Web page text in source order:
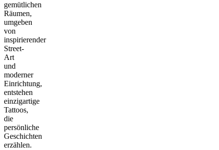
gemütlichen
Räumen,
umgeben
von
inspirierender
Street-
Art
und
moderner
Einrichtung,
entstehen
einzigartige
Tattoos,
die
persönliche
Geschichten
erzählen.